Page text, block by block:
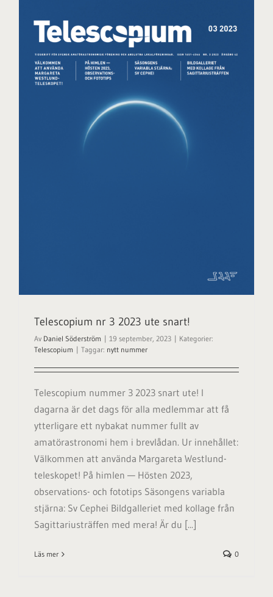
Telescopium nr 3 2023 ute snart!
Av Daniel Söderström | 19 september, 2023 | Kategorier:
Telescopium | Taggar: nytt nummer
Telescopium nummer 3 2023 snart ute! I
dagarna är det dags för alla medlemmar att få
ytterligare ett nybakat nummer fullt av
amatörastronomi hem i brevlådan. Ur innehållet:
Välkommen att använda Margareta Westlund-
teleskopet! På himlen — Hösten 2023,
observations- och fototips Säsongens variabla
stjärna: Sv Cephei Bildgalleriet med kollage från
Sagittariusträffen med mera! Är du [...]
Läs mer 0